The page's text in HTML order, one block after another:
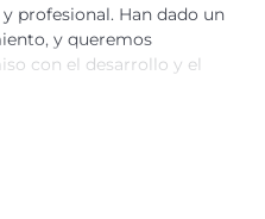
profesional. Han dado un
y queremos
con el desarrollo y el
que fortalecerán